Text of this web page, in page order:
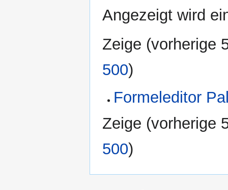
Angezeigt wird
Zeige (vorherige
500)
Formeleditor
Zeige (vorherige
500)